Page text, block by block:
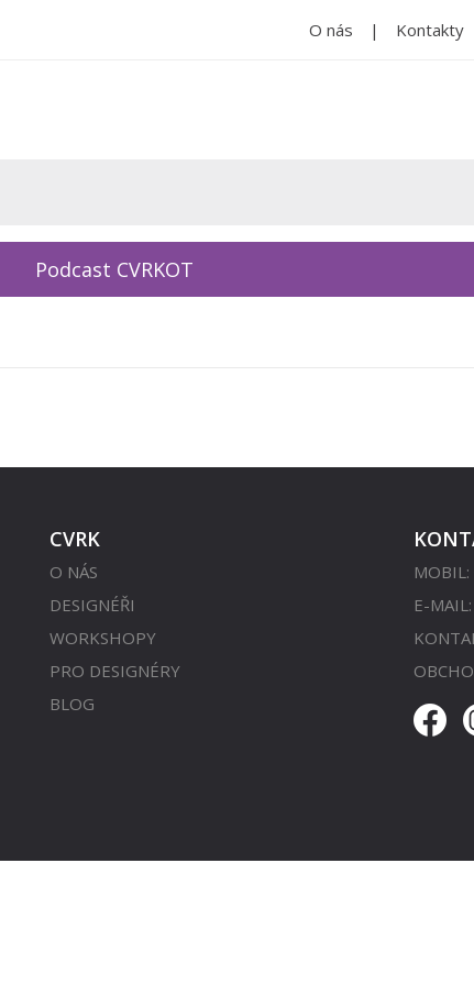
O nás Kontakty
Podcast CVRKOT
CVRK
O NÁS
DESIGNÉŘI
WORKSHOPY
PRO DESIGNÉRY
BLOG
E-MAIL: